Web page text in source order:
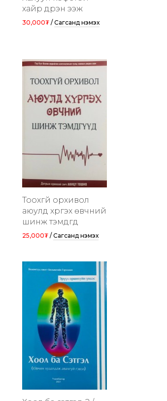
хайр дүүрэн ээж
30,000₮ / Сагсанд нэмэх
Тоохгүй орхивол
аюулд хүргэх өвчний
шинж тэмдгүүд
25,000₮ / Сагсанд нэмэх